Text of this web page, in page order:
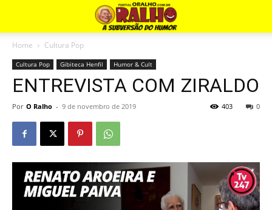
Home Cultura Pop
Cultura Pop Gibiteca Henfil Humor & Cult
ENTREVISTA COM ZIRALDO
Por O Ralho - 9 de novembro de 2019 0
403